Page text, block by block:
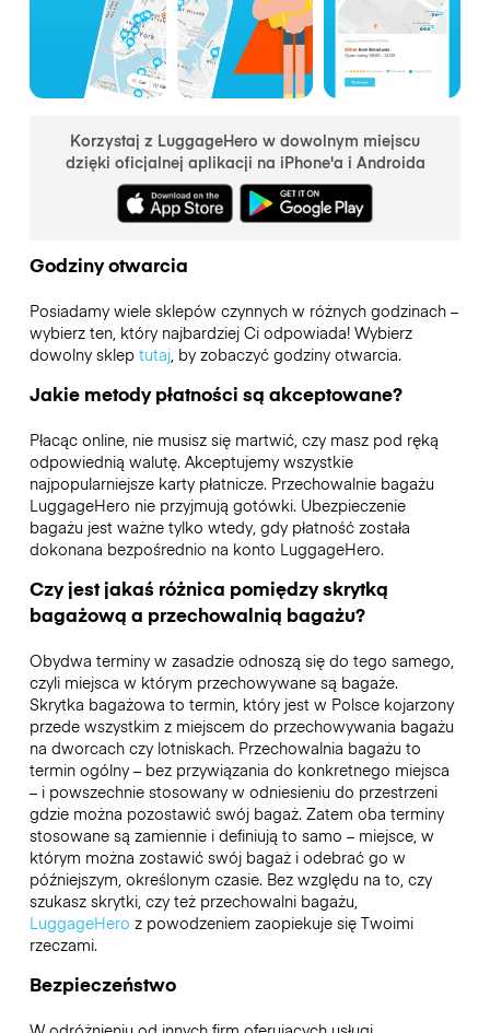
Korzystaj z LuggageHero w dowolnym miejscu
dzięki oficjalnej aplikacji na iPhone'a i Androida
Godziny otwarcia
Posiadamy wiele sklepów czynnych w różnych godzinach –
wybierz ten, który najbardziej Ci odpowiada! Wybierz
dowolny sklep tutaj, by zobaczyć godziny otwarcia.
Jakie metody płatności są akceptowane?
Płacąc online, nie musisz się martwić, czy masz pod ręką
odpowiednią walutę. Akceptujemy wszystkie
najpopularniejsze karty płatnicze. Przechowalnie bagażu
LuggageHero nie przyjmują gotówki. Ubezpieczenie
bagażu jest ważne tylko wtedy, gdy płatność została
dokonana bezpośrednio na konto LuggageHero.
Czy jest jakaś różnica pomiędzy skrytką
bagażową a przechowalnią bagażu?
Obydwa terminy w zasadzie odnoszą się do tego samego,
czyli miejsca w którym przechowywane są bagaże.
Skrytka bagażowa to termin, który jest w Polsce kojarzony
przede wszystkim z miejscem do przechowywania bagażu
na dworcach czy lotniskach. Przechowalnia bagażu to
termin ogólny – bez przywiązania do konkretnego miejsca
– i powszechnie stosowany w odniesieniu do przestrzeni
gdzie można pozostawić swój bagaż. Zatem oba terminy
stosowane są zamiennie i definiują to samo – miejsce, w
którym można zostawić swój bagaż i odebrać go w
późniejszym, określonym czasie. Bez względu na to, czy
szukasz skrytki, czy też przechowalni bagażu,
LuggageHero z powodzeniem zaopiekuje się Twoimi
rzeczami.
Bezpieczeństwo